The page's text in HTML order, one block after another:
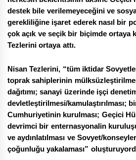
destek bile verilemeyeceğini ve
gerekliliğine işaret ederek nasıl bir
çok açık ve seçik bir biçimde ortaya
Tezlerini ortaya attı.
Nisan Tezlerini, “tüm iktidar
toprak sahiplerinin
dağıtımı; sanayi üzerinde işçi
devletleştirilmesi/kamulaştırılması;
Cumhuriyetinin kurulması; Geçici
devrimci bir enternasyonalin
ve aydınlatılması ve Sovyet/
çoğunluğu yakalaması”